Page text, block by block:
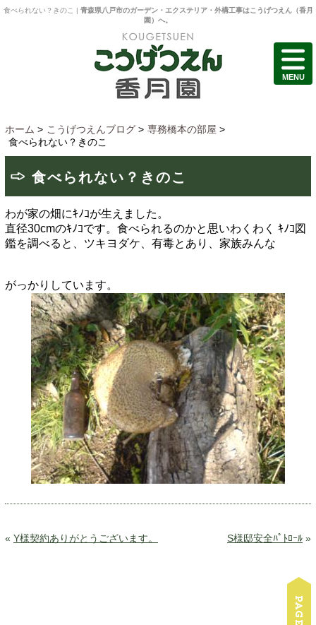
食べられない？きのこ | 青森県八戸市のガーデン・エクステリア・外構工事はこうげつえん（香月
園）へ。
ホーム > こうげつえんブログ > 専務橋本の部屋 >
食べられない？きのこ
食べられない？きのこ
わが家の畑にｷﾉｺが生えました。
直径30cmのｷﾉｺです。食べられるのかと思いわくわく ｷﾉｺ図
鑑を調べると、ツキヨダケ、有毒とあり、家族みんな
がっかりしています。
« Y様契約ありがとうございます。 S様邸安全ﾊﾟﾄﾛｰﾙ »
MENU